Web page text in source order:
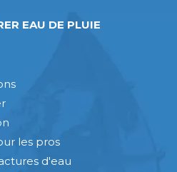
EAU DE PLUIE
les pros
d'eau